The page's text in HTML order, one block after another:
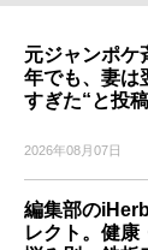
元ジャンポケ
年でも、妻は
すぎた“と投
2026年08月07日
編集部の
レクト。健康